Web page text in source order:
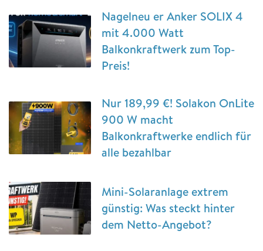
Nagelneu er Anker SOLIX 4
mit 4.000 Watt
Balkonkraftwerk zum Top-
Preis!
Nur 189,99 €! Solakon OnLite
900 W macht
Balkonkraftwerke endlich für
alle bezahlbar
Mini-Solaranlage extrem
günstig: Was steckt hinter
dem Netto-Angebot?